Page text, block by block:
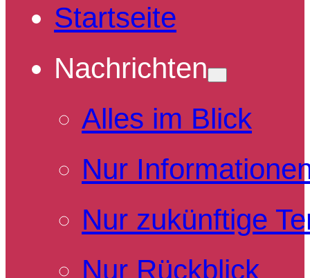
Startseite
Nachrichten
Alles im Blick
Nur
Nur zukünftige
Nur Rückblick